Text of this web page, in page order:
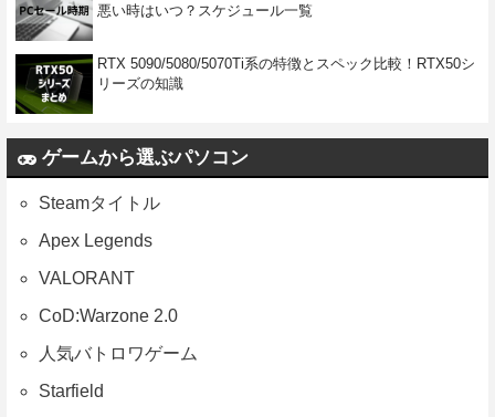
悪い時はいつ？スケジュール一覧
RTX 5090/5080/5070Ti系の特徴とスペック比較！RTX50シ
リーズの知識
ゲームから選ぶパソコン
Steamタイトル
Apex Legends
VALORANT
CoD:Warzone 2.0
人気バトロワゲーム
Starfield